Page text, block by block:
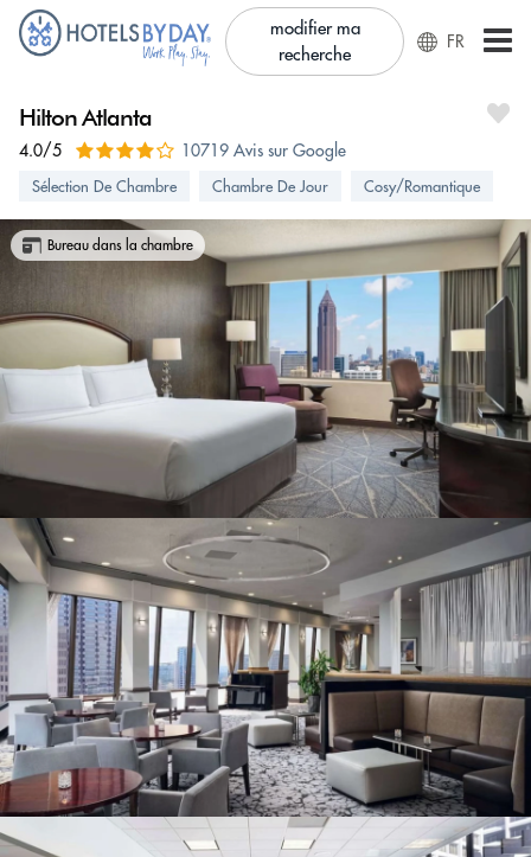
modifier ma
recherche
FR
Hilton Atlanta
4.0/5 10719 Avis sur Google
Sélection De Chambre Chambre De Jour Cosy/Romantique
Bureau dans la chambre